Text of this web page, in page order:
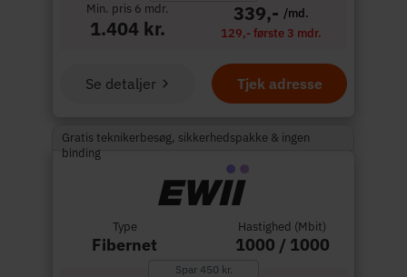
Min. pris 6 mdr.
1.404 kr.
339,- /md.
129,- første 3 mdr.
Tjek adresse
Se detaljer
Gratis teknikerbesøg, sikkerhedspakke & ingen
binding
Type
Fibernet
Hastighed (Mbit)
1000 / 1000
Spar 450 kr.